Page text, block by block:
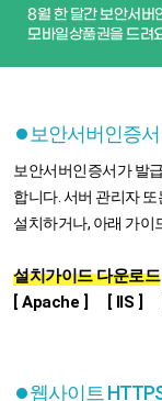
8월 한 달간 보안서버
모바일상품권을 드
보안서버인증
보안서버인증서가 발
합니다. 서버 관리자
설치하거나, 아래 가이
설치가이드 다운로드
[ Apache ]
[ IIS ]
웹사이트